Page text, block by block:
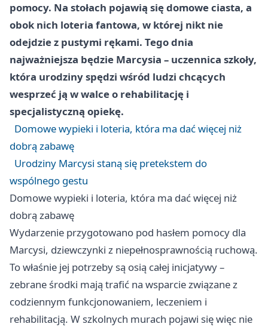
pomocy. Na stołach pojawią się domowe ciasta, a
obok nich loteria fantowa, w której nikt nie
odejdzie z pustymi rękami. Tego dnia
najważniejsza będzie Marcysia – uczennica szkoły,
która urodziny spędzi wśród ludzi chcących
wesprzeć ją w walce o rehabilitację i
specjalistyczną opiekę.
Domowe wypieki i loteria, która ma dać więcej niż
dobrą zabawę
Urodziny Marcysi staną się pretekstem do
wspólnego gestu
Domowe wypieki i loteria, która ma dać więcej niż
dobrą zabawę
Wydarzenie przygotowano pod hasłem pomocy dla
Marcysi, dziewczynki z niepełnosprawnością ruchową.
To właśnie jej potrzeby są osią całej inicjatywy –
zebrane środki mają trafić na wsparcie związane z
codziennym funkcjonowaniem, leczeniem i
rehabilitacją. W szkolnych murach pojawi się więc nie